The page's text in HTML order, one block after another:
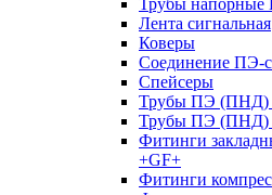
Лента сигнальная
Коверы
Соединение ПЭ-
Спейсеры
Трубы ПЭ (ПНД)
Трубы ПЭ (ПНД)
Фитинги
+GF+
Фитинги